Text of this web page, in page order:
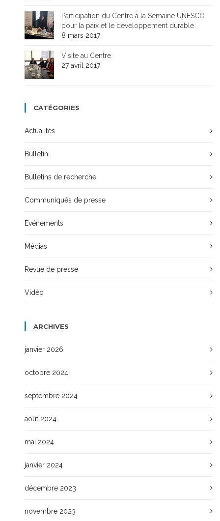
Participation du Centre à la Semaine UNESCO
pour la paix et le développement durable
8 mars 2017
Visite au Centre
27 avril 2017
CATÉGORIES
Actualités
Bulletin
Bulletins de recherche
Communiqués de presse
Événements
Médias
Revue de presse
Vidéo
ARCHIVES
janvier 2026
octobre 2024
septembre 2024
août 2024
mai 2024
janvier 2024
décembre 2023
novembre 2023